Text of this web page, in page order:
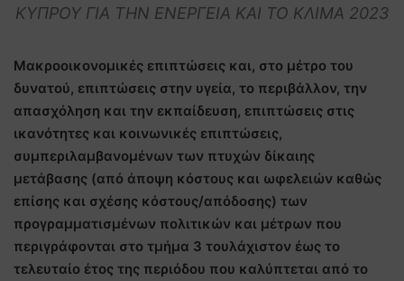
ΚΥΠΡΟΥ ΓΙΑ ΤΗΝ ΕΝΕΡΓΕΙΑ ΚΑΙ ΤΟ ΚΛΙΜΑ 2023
Μακροοικονομικές επιπτώσεις και, στο μέτρο του
δυνατού, επιπτώσεις στην υγεία, το περιβάλλον, την
απασχόληση και την εκπαίδευση, επιπτώσεις στις
ικανότητες και κοινωνικές επιπτώσεις,
συμπεριλαμβανομένων των πτυχών δίκαιης
μετάβασης (από άποψη κόστους και ωφελειών καθώς
επίσης και σχέσης κόστους/απόδοσης) των
προγραμματισμένων πολιτικών και μέτρων που
περιγράφονται στο τμήμα 3 τουλάχιστον έως το
τελευταίο έτος της περιόδου που καλύπτεται από το